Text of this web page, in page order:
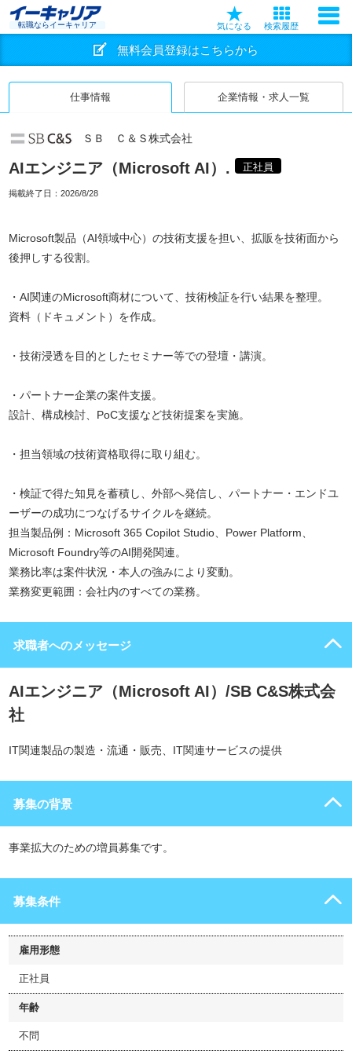
転職ならイーキャリア 気になる 検索履歴
無料会員登録はこちらから
仕事情報 企業情報・求人一覧
ＳＢ Ｃ＆Ｓ株式会社
AIエンジニア（Microsoft AI）. 正社員
掲載終了日： 2026/8/28
Microsoft製品（AI領域中心）の技術支援を担い、拡販を技術面から
後押しする役割。
・AI関連のMicrosoft商材について、技術検証を行い結果を整理。
資料（ドキュメント）を作成。
・技術浸透を目的としたセミナー等での登壇・講演。
・パートナー企業の案件支援。
設計、構成検討、PoC支援など技術提案を実施。
・担当領域の技術資格取得に取り組む。
・検証で得た知見を蓄積し、外部へ発信し、パートナー・エンドユ
ーザーの成功につなげるサイクルを継続。
担当製品例：Microsoft 365 Copilot Studio、Power Platform、
Microsoft Foundry等のAI開発関連。
業務比率は案件状況・本人の強みにより変動。
業務変更範囲：会社内のすべての業務。
求職者へのメッセージ
AIエンジニア（Microsoft AI）/SB C&S株式会
社
IT関連製品の製造・流通・販売、IT関連サービスの提供
募集の背景
事業拡大のための増員募集です。
募集条件
雇用形態
正社員
年齢
不問